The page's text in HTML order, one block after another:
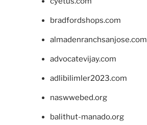
bradfordshops.com
almadenranchsanjose.com
advocatevijay.com
adlibilimler2023.com
naswwebed.org
balithut-manado.org